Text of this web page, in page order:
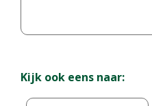
Kijk ook eens naar: